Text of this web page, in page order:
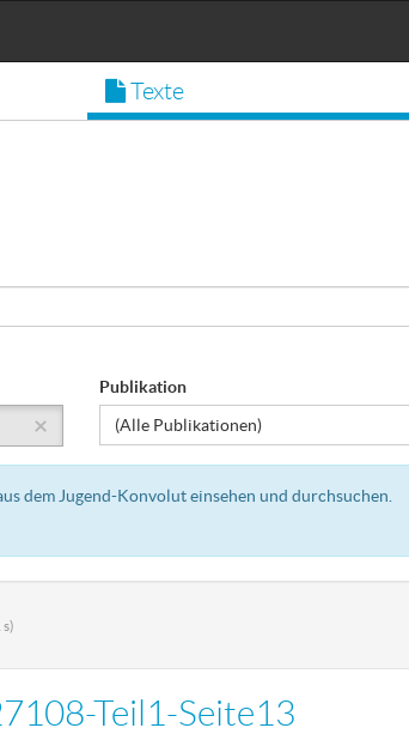
Texte
×
Publikation
(Alle Publikationen)
dem Jugend-Konvolut einsehen und durchsuchen.
Teil1-Seite13